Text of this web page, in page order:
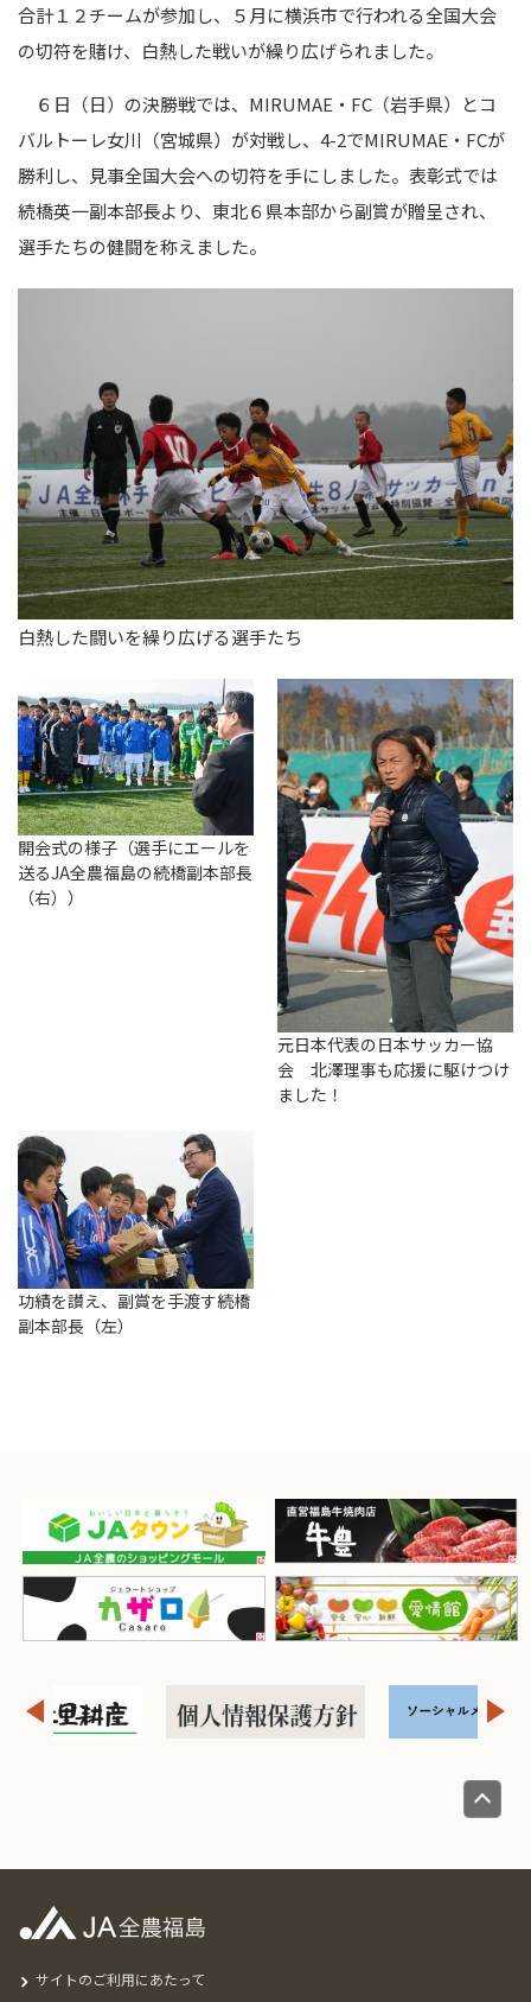
合計１２チームが参加し、５月に横浜市で行われる全国大会
の切符を賭け、白熱した戦いが繰り広げられました。
６日（日）の決勝戦では、MIRUMAE・FC（岩手県）とコ
バルトーレ女川（宮城県）が対戦し、4-2でMIRUMAE・FCが
勝利し、見事全国大会への切符を手にしました。表彰式では
続橋英一副本部長より、東北６県本部から副賞が贈呈され、
選手たちの健闘を称えました。
白熱した闘いを繰り広げる選手たち
開会式の様子（選手にエールを
送るJA全農福島の続橋副本部長
（右））
元日本代表の日本サッカー協
会 北澤理事も応援に駆けつけ
ました！
功績を讃え、副賞を手渡す続橋
副本部長（左）
サイトのご利用にあたって